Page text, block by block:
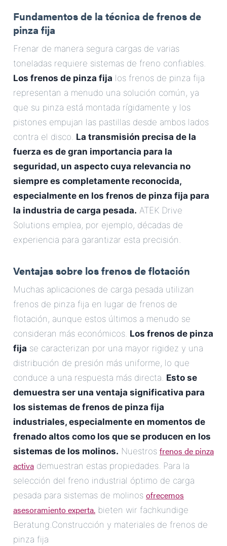
Fundamentos de la técnica de frenos de
pinza fija
Frenar de manera segura cargas de varias
toneladas requiere sistemas de freno confiables.
Los frenos de pinza fija los frenos de pinza fija
representan a menudo una solución común, ya
que su pinza está montada rígidamente y los
pistones empujan las pastillas desde ambos lados
contra el disco. La transmisión precisa de la
fuerza es de gran importancia para la
seguridad, un aspecto cuya relevancia no
siempre es completamente reconocida,
especialmente en los frenos de pinza fija para
la industria de carga pesada. ATEK Drive
Solutions emplea, por ejemplo, décadas de
experiencia para garantizar esta precisión.
Ventajas sobre los frenos de flotación
Muchas aplicaciones de carga pesada utilizan
frenos de pinza fija en lugar de frenos de
flotación, aunque estos últimos a menudo se
consideran más económicos. Los frenos de pinza
fija se caracterizan por una mayor rigidez y una
distribución de presión más uniforme, lo que
conduce a una respuesta más directa. Esto se
demuestra ser una ventaja significativa para
los sistemas de frenos de pinza fija
industriales, especialmente en momentos de
frenado altos como los que se producen en los
sistemas de los molinos. Nuestros frenos de pinza
activa demuestran estas propiedades. Para la
selección del freno industrial óptimo de carga
pesada para sistemas de molinos ofrecemos
asesoramiento experta. bieten wir fachkundige
Beratung.Construcción y materiales de frenos de
pinza fija